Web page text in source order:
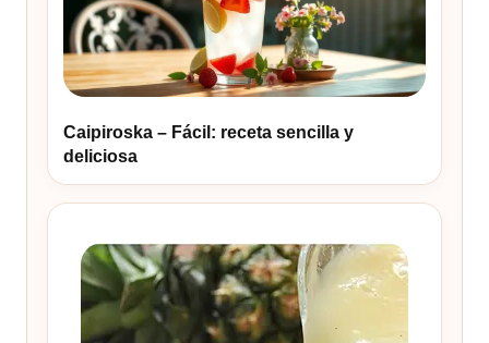
Caipiroska – Fácil: receta sencilla y
deliciosa